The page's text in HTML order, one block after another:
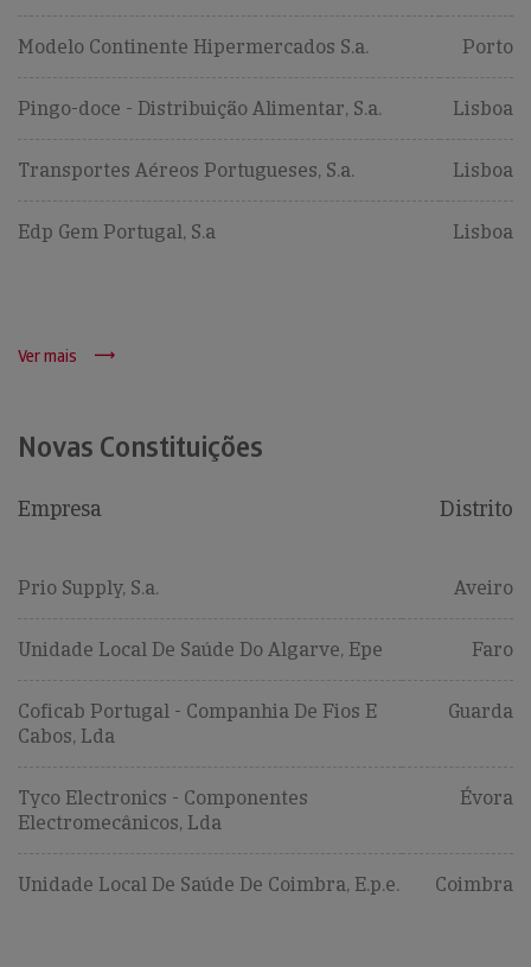
Modelo Continente Hipermercados S.a. Porto
Pingo-doce - Distribuição Alimentar, S.a. Lisboa
Transportes Aéreos Portugueses, S.a. Lisboa
Edp Gem Portugal, S.a Lisboa
Ver mais
Novas Constituições
Empresa Distrito
Prio Supply, S.a. Aveiro
Unidade Local De Saúde Do Algarve, Epe Faro
Coficab Portugal - Companhia De Fios E
Cabos, Lda
Guarda
Tyco Electronics - Componentes
Electromecânicos, Lda
Évora
Unidade Local De Saúde De Coimbra, E.p.e. Coimbra